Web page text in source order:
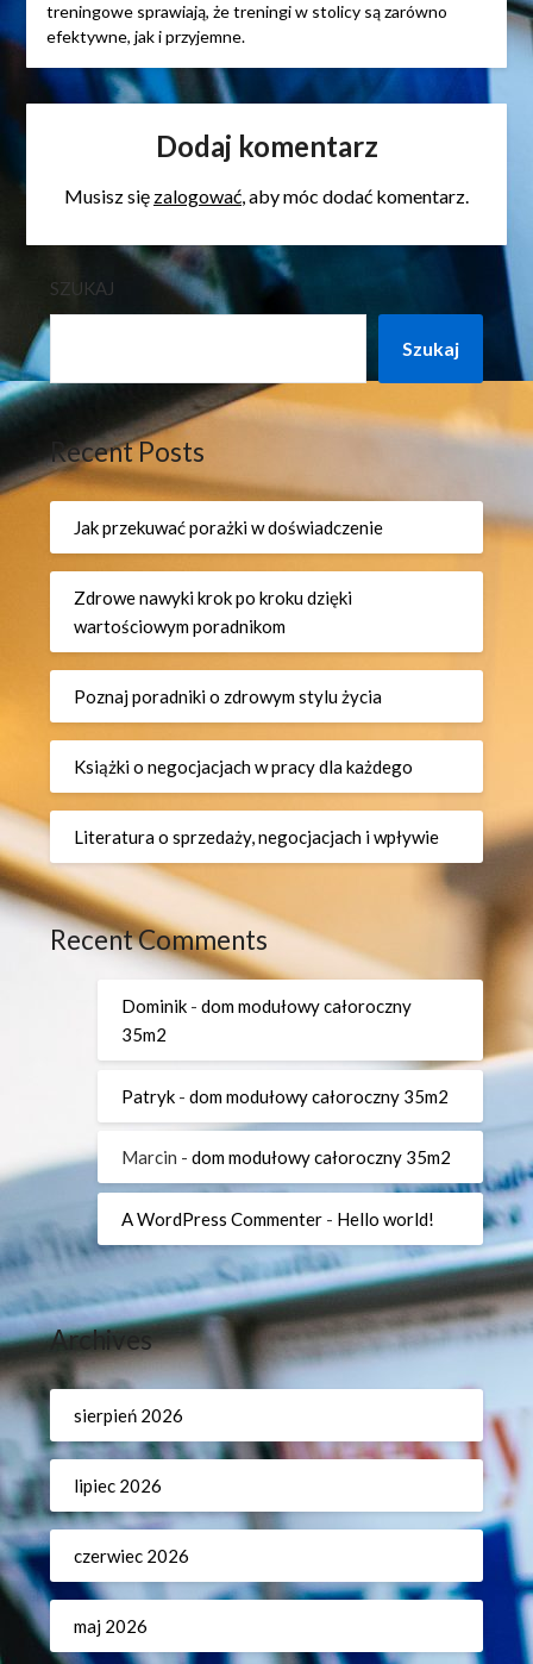
treningowe sprawiają, że treningi w stolicy są zarówno
efektywne, jak i przyjemne.
Dodaj komentarz
Musisz się zalogować, aby móc dodać komentarz.
SZUKAJ
Szukaj
Recent Posts
Jak przekuwać porażki w doświadczenie
Zdrowe nawyki krok po kroku dzięki
wartościowym poradnikom
Poznaj poradniki o zdrowym stylu życia
Książki o negocjacjach w pracy dla każdego
Literatura o sprzedaży, negocjacjach i wpływie
Recent Comments
Dominik -dom modułowy całoroczny
35m2
Patryk -dom modułowy całoroczny 35m2
Marcin -dom modułowy całoroczny 35m2
A WordPress Commenter - Hello world!
Archives
sierpień 2026
lipiec 2026
czerwiec 2026
maj 2026